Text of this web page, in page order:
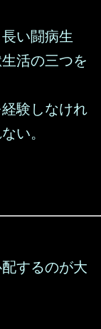
い闘病生
活の三つを
験しなけれ
い。
するのが大